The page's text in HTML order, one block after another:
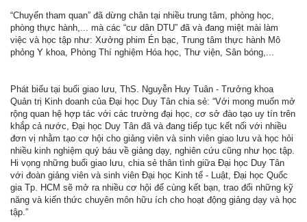
“Chuyến tham quan” đã dừng chân tại nhiều trung tâm, phòng học,
phòng thực hành,... mà các “cư dân DTU” đã và đang miệt mài làm
việc và học tập như: Xưởng phim Én bạc, Trung tâm thực hành Mô
phỏng Y khoa, Phòng Thí nghiệm Hóa học, Thư viện, Sân bóng,...
Phát biểu tại buổi giao lưu, ThS. Nguyễn Huy Tuân - Trưởng khoa
Quản trị Kinh doanh của Đại học Duy Tân chia sẻ: “Với mong muốn mở
rộng quan hệ hợp tác với các trường đại học, cơ sở đào tạo uy tín trên
khắp cả nước, Đại học Duy Tân đã và đang tiếp tục kết nối với nhiều
đơn vị nhằm tạo cơ hội cho giảng viên và sinh viên giao lưu và học hỏi
nhiều kinh nghiệm quý báu về giảng dạy, nghiên cứu cũng như học tập.
Hi vọng những buổi giao lưu, chia sẻ thân tình giữa Đại học Duy Tân
với đoàn giảng viên và sinh viên Đại học Kinh tế - Luật, Đại học Quốc
gia Tp. HCM sẽ mở ra nhiều cơ hội để cùng kết bạn, trao đổi những kỹ
năng và kiến thức chuyên môn hữu ích cho hoạt động giảng dạy và học
tập.”